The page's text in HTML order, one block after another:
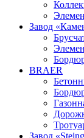
Завод
BRAER
Завод